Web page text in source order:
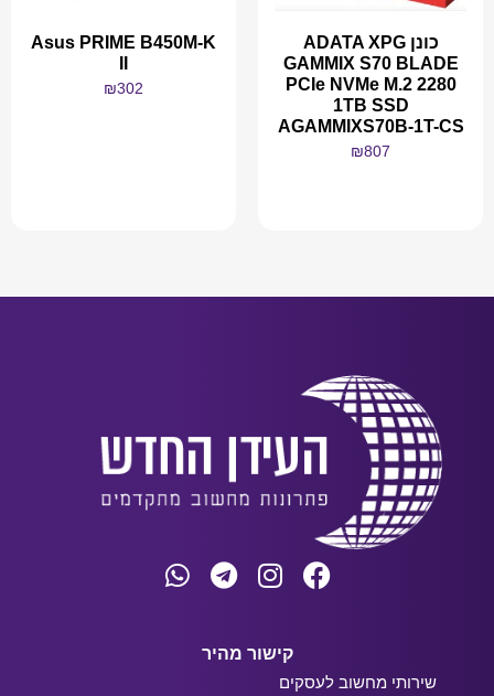
כונן ADATA XPG
GAMMIX S70 BLADE
PCIe NVMe M.2 2280
1TB SSD
AGAMMIXS70B-1T-CS
₪807
Asus PRIME B450M-K
₪302
קישור מהיר
שירותי מחשוב לעסקים